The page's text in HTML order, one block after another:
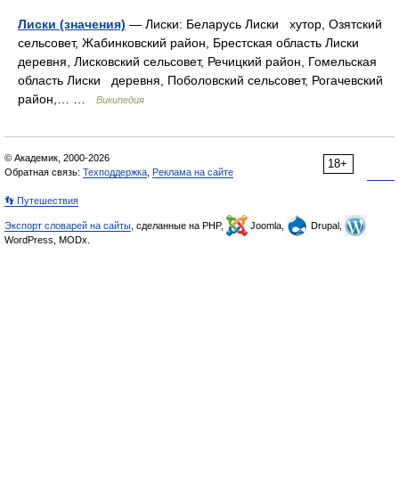
Лиски (значения) — Лиски: Беларусь Лиски хутор, Озятский
сельсовет, Жабинковский район, Брестская область Лиски
деревня, Лисковский сельсовет, Речицкий район, Гомельская
область Лиски деревня, Поболовский сельсовет, Рогачевский
район,… …
Википедия
18+
© Академик, 2000-2026
Обратная связь: Техподдержка Реклама на сайте
👣 Путешествия
Экспорт словарей на сайты , сделанные на PHP, Joomla,
Drupal,
WordPress, MODx.